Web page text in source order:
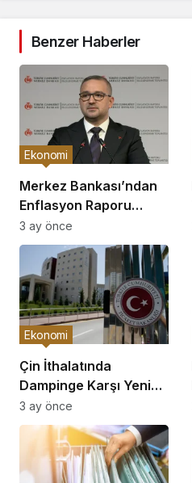
Benzer Haberler
Merkez Bankası’ndan
Enflasyon Raporu
Açıklaması
Ekonomi
3 ay önce
Çin İthalatında
Dampinge Karşı Yeni
Önlemler!
Ekonomi
3 ay önce